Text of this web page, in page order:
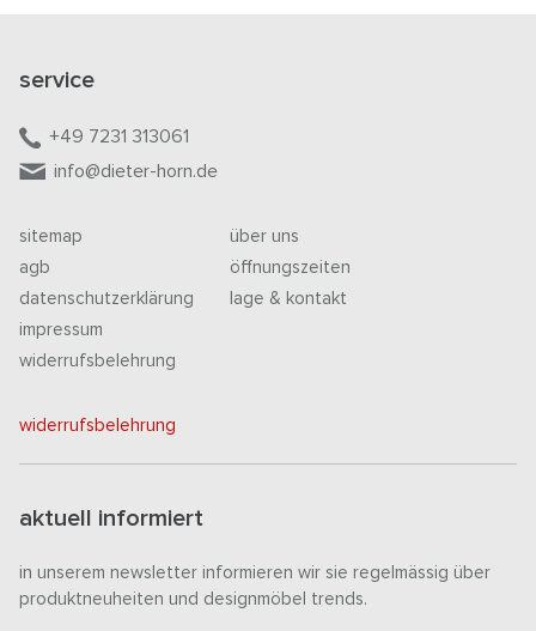
service
+49 7231 313061
info@dieter-horn.de
sitemap
agb
datenschutzerklärung
impressum
widerrufsbelehrung
über uns
öffnungszeiten
lage & kontakt
widerrufsbelehrung
aktuell informiert
in unserem newsletter informieren wir sie regelmässig über
produktneuheiten und designmöbel trends.